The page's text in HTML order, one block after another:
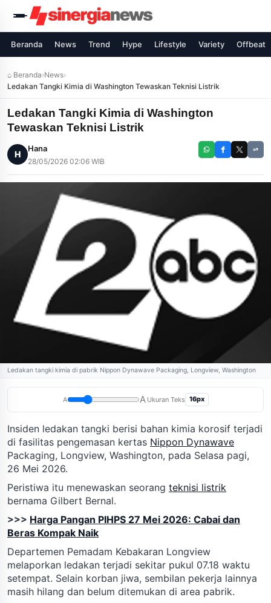
Beranda News Trend Hype Lifestyle Variety Offbeat
⌂ Beranda›News›
Ledakan Tangki Kimia di Washington Tewaskan Teknisi Listrik
Ledakan Tangki Kimia di Washington
Tewaskan Teknisi Listrik
H
Hana
28/05/2026 02:06 WIB
Ledakan tangki kimia di pabrik Nippon Dynawave Packaging, Longview, Washington
A A Ukuran Teks 16px
Insiden ledakan tangki berisi bahan kimia korosif terjadi
di fasilitas pengemasan kertas Nippon Dynawave
Packaging, Longview, Washington, pada Selasa pagi,
26 Mei 2026.
Peristiwa itu menewaskan seorang teknisi listrik
bernama Gilbert Bernal.
>>> Harga Pangan PIHPS 27 Mei 2026: Cabai dan
Beras Kompak Naik
Departemen Pemadam Kebakaran Longview
melaporkan ledakan terjadi sekitar pukul 07.18 waktu
setempat. Selain korban jiwa, sembilan pekerja lainnya
masih hilang dan belum ditemukan di area pabrik.